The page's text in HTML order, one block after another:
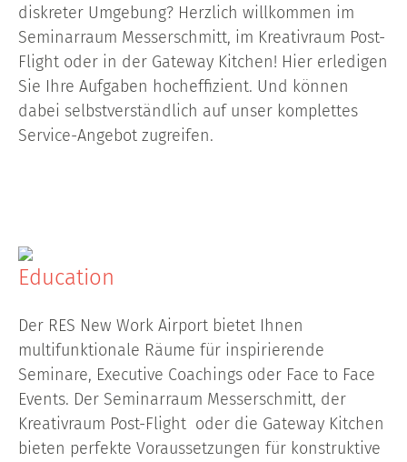
diskreter Umgebung? Herzlich willkommen im
Seminarraum Messerschmitt, im Kreativraum Post-
Flight oder in der Gateway Kitchen! Hier erledigen
Sie Ihre Aufgaben hocheffizient. Und können
dabei selbstverständlich auf unser komplettes
Service-Angebot zugreifen.
Education
Der RES New Work Airport bietet Ihnen
multifunktionale Räume für inspirierende
Seminare, Executive Coachings oder Face to Face
Events. Der Seminarraum Messerschmitt, der
Kreativraum Post-Flight oder die Gateway Kitchen
bieten perfekte Voraussetzungen für konstruktive